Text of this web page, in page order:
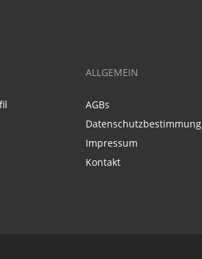
ALLGEMEIN
AGBs
Datenschutzbestimmung
Impressum
Kontakt